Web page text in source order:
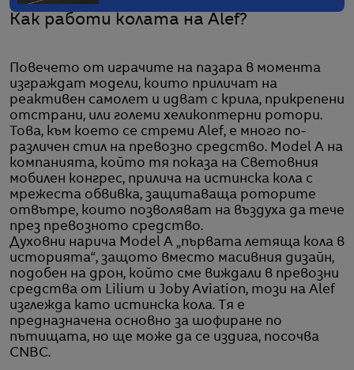
Как работи колата на Alef?
Повечето от играчите на пазара в момента
изграждат модели, които приличат на
реактивен самолет и идват с крила, прикрепени
отстрани, или големи хеликоптерни ротори.
Това, към което се стреми Alef, е много по-
различен стил на превозно средство. Model A на
компанията, който тя показа на Световния
мобилен конгрес, прилича на истинска кола с
мрежеста обвивка, защитаваща роторите
отвътре, които позволяват на въздуха да тече
през превозното средство.
Духовни нарича Model A „първата летяща кола в
историята“, защото вместо масивния дизайн,
подобен на дрон, който сме виждали в превозни
средства от Lilium и Joby Aviation, този на Alef
изглежда като истинска кола. Тя е
предназначена основно за шофиране по
пътищата, но ще може да се издига, посочва
CNBC.